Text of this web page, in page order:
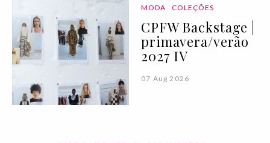
MODA COLEÇÕES
CPFW Backstage |
primavera/verão
2027 IV
07 Aug 2026